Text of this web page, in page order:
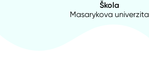
Škola
Masarykova univerzita